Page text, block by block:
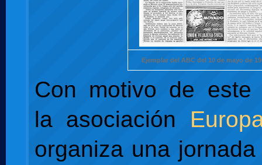
Ejemplar del ABC del 10 de mayo de
Con motivo de este
la asociación
organiza una